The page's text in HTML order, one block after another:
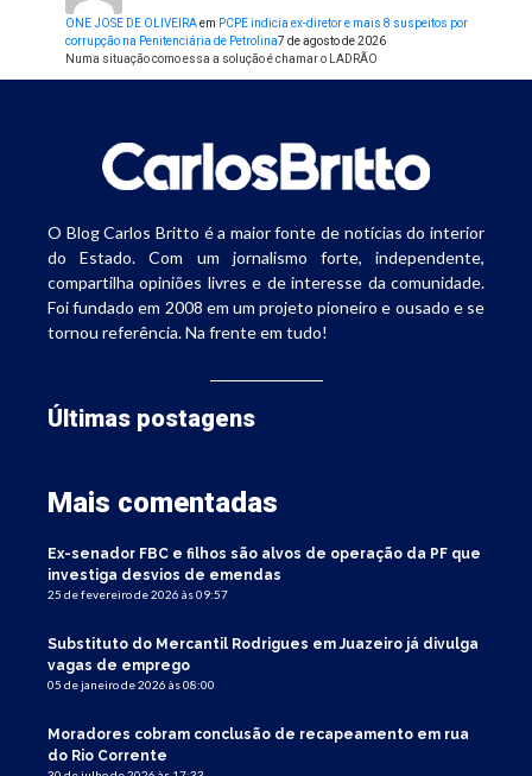
ONE JOSE DE OLIVEIRAem PCPE indicia ex-diretor e mais 8 suspeitos por
corrupção na Penitenciária de Petrolina7 de agosto de 2026
Numa situação como essa a solução é chamar o LADRÃO
O Blog Carlos Britto é a maior fonte de notícias do interior
do Estado. Com um jornalismo forte, independente,
compartilha opiniões livres e de interesse da comunidade.
Foi fundado em 2008 em um projeto pioneiro e ousado e se
tornou referência. Na frente em tudo!
Últimas postagens
Mais comentadas
Ex-senador FBC e filhos são alvos de operação da PF que
investiga desvios de emendas
25 de fevereiro de 2026 às 09:57
Substituto do Mercantil Rodrigues em Juazeiro já divulga
vagas de emprego
05 de janeiro de 2026 às 08:00
Moradores cobram conclusão de recapeamento em rua
do Rio Corrente